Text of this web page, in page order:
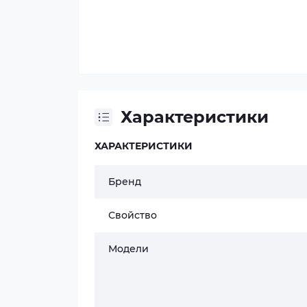
Характеристики
ХАРАКТЕРИСТИКИ
Бренд
Свойство
Модели